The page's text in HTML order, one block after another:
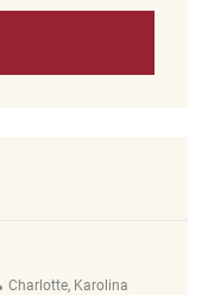
Lokalizacja
Charlotte, Karolina